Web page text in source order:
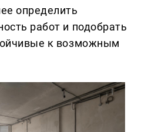
определить
работ и подобрать
к возможным